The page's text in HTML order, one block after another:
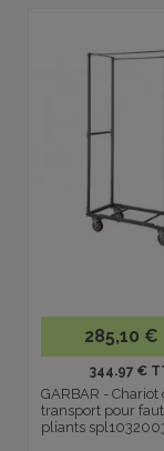
285,10 €
344.97 €
GARBAR - Chariot
transport pour
pliants